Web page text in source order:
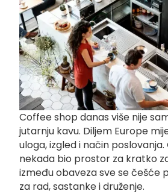
Coffee shop danas više nije
jutarnju kavu. Diljem Europe
uloga, izgled i način
nekada bio prostor za kratko
između obaveza sve se češće
za rad, sastanke i druženje.